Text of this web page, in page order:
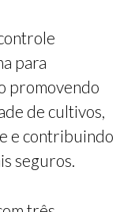
para
promovendo
de cultivos,
e contribuindo
seguros.